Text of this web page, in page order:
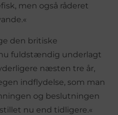
men også råderet
den britiske
fuldstændig underlagt
næsten tre år,
indflydelse, som man
og beslutningen
nu end tidligere.«